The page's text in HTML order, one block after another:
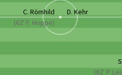
C. Römhild
(62' F. Hoppe)
D. Kehr
(62' P.